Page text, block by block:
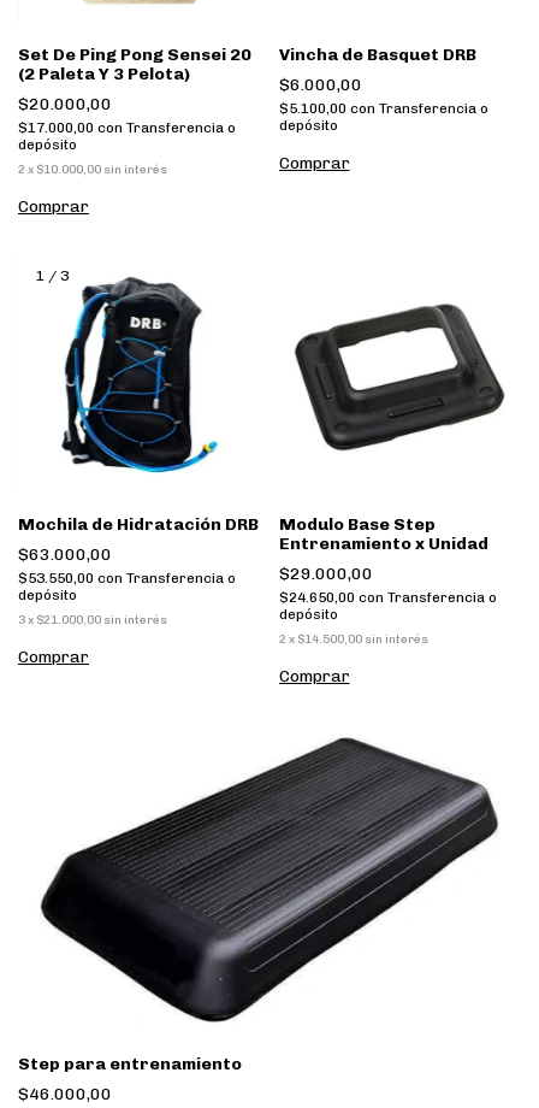
Set De Ping Pong Sensei 20
(2 Paleta Y 3 Pelota)
$20.000,00
$17.000,00 con Transferencia o
depósito
2 x $10.000,00 sin interés
Vincha de Basquet DRB
$6.000,00
$5.100,00 con Transferencia o
depósito
1 / 3
Mochila de Hidratación DRB
$63.000,00
$53.550,00 con Transferencia o
depósito
3x $21.000,00 sin interés
Comprar
Modulo Base Step
Entrenamiento x Unidad
$29.000,00
$24.650,00 con Transferencia o
depósito
2 x $14.500,00 sin interés
Step para entrenamiento
$46.000,00